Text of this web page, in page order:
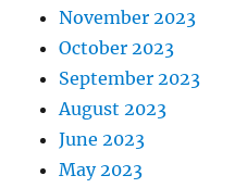
November 2023
October 2023
September 2023
August 2023
June 2023
May 2023